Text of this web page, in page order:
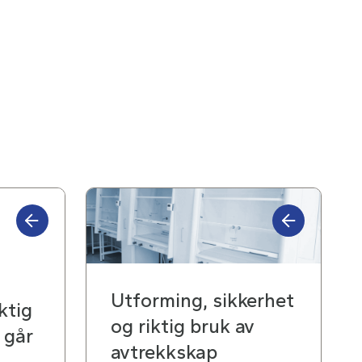
Utforming, sikkerhet
og riktig bruk av
avtrekkskap